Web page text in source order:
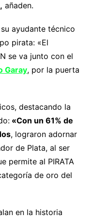
añaden.
ayudante técnico
pirata: «El
se va junto con el
Garay, por la puerta
destacando la
«Con un 61% de
, lograron adornar
de Plata, al ser
permite al PIRATA
de oro del
en la historia